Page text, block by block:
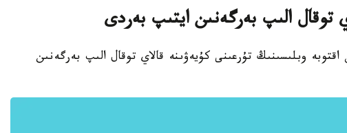
توقال الىپ بەرگەنىن ايتىپ بەردى
وبلىسىنىڭ تۇرعىنى كۇيەۋىنە قالاي توقال الىپ بەرگەنىن